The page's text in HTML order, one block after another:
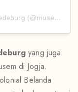
yang juga
di Jogja.
Belanda